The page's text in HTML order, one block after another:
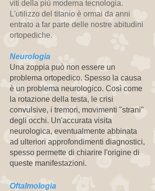
viti della più moderna tecnologia.
L'utilizzo del titanio è ormai da anni
entrato a far parte delle nostre abitudini
ortopediche.
Neurologia
Una zoppia può non essere un
problema ortopedico. Spesso la causa
è un problema neurologico. Così come
la rotazione della testa, le crisi
convulsive, i tremori, movimenti "strani"
degli occhi. Un'accurata visita
neurologica, eventualmente abbinata
ad ulteriori approfondimenti diagnostici,
spesso permette di chiarire l'origine di
queste manifestazioni.
Oftalmologia